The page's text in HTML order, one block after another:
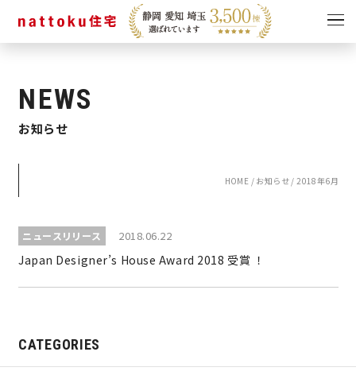
見学会
NEWS
お知らせ
HOME / お知らせ/2018年6月
ニュースリリース 2018.06.22
Japan Designer’s House Award 2018 受賞 ！
CATEGORIES